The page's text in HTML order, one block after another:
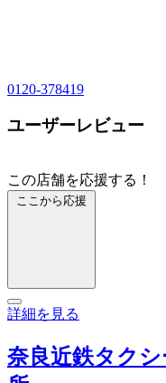
0120-378419
ユーザーレビュー
この店舗を応援する！
ここから応援
詳細を見る
奈良近鉄タク